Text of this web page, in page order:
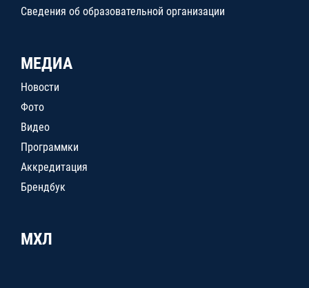
Сведения об образовательной организации
МЕДИА
Новости
Фото
Видео
Программки
Аккредитация
Брендбук
МХЛ